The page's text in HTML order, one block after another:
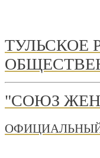
ТУЛЬСКОЕ
"СОЮЗ